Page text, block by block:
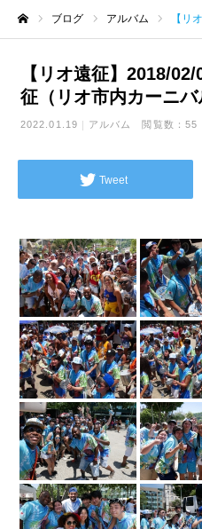
ブログ アルバム 【リオ遠
【リオ遠征】2018/
征（リオ市内カーニバ
2022.01.19 アルバム 閲覧数：55
Tweet